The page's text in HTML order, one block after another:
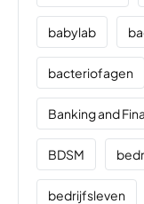
babylab
bacteriofagen
Banking and
BDSM
bedrijfsleven